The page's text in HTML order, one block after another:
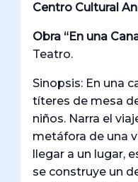
Centro Cultural
Obra “En una
Teatro.
Sinopsis: En una
títeres de mesa
niños. Narra el
metáfora de una
llegar a un lugar,
se construye un